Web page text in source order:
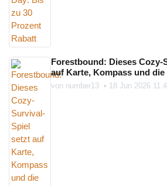
Forestbound: Dieses Cozy-
auf Karte, Kompass und die
von number13 • 18 Jun 2026